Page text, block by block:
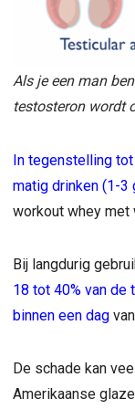
Als je een man
testosteron wordt
In tegenstelling
matig drinken (1-3
workout whey
Bij langdurig
18 tot 40% van
binnen een dag
De schade kan
Amerikaanse